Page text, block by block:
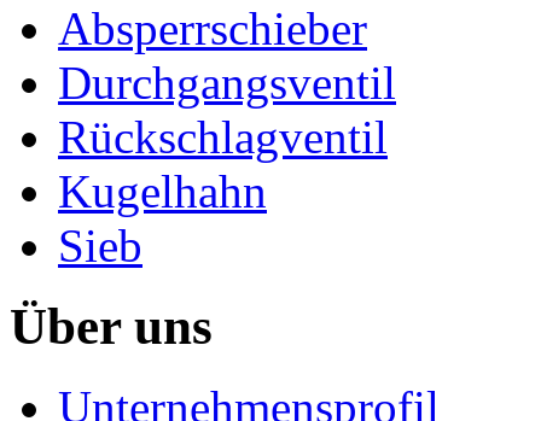
Absperrschieber
Durchgangsventil
Rückschlagventil
Kugelhahn
Sieb
Über uns
Unternehmensprofil